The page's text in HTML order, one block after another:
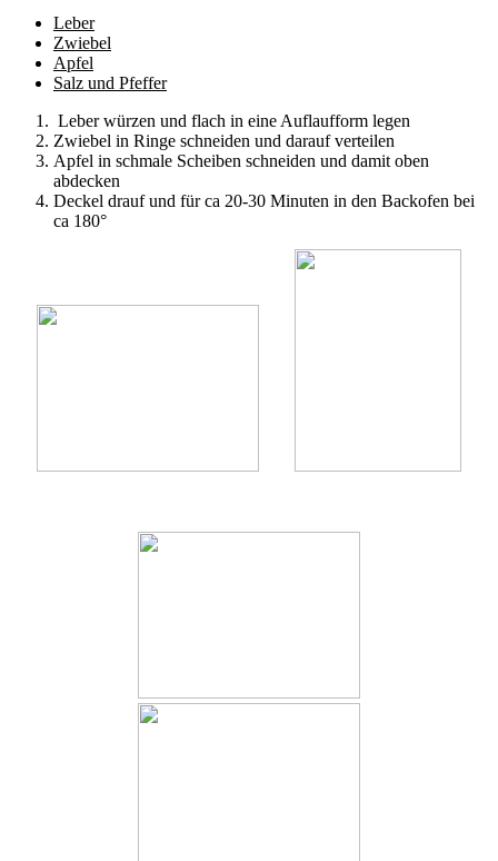
Leber
Zwiebel
Apfel
Salz und Pfeffer
Leber würzen und flach in eine Auflaufform legen
Zwiebel in Ringe schneiden und darauf verteilen
Apfel in schmale Scheiben schneiden und damit oben
abdecken
Deckel drauf und für ca 20-30 Minuten in den Backofen bei
ca 180°